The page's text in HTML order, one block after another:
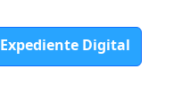
Expediente Digital